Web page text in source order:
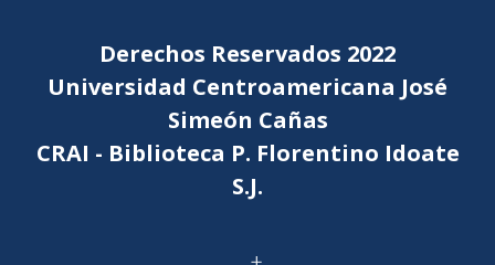
Derechos Reservados 2022
Universidad Centroamericana José
Simeón Cañas
CRAI - Biblioteca P. Florentino Idoate
S.J.